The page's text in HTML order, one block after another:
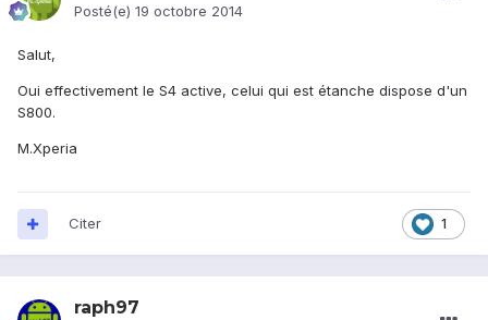
Posté(e) 19 octobre 2014
Salut,
Oui effectivement le S4 active, celui qui est étanche dispose d'un
S800.
M.Xperia
1
Citer
raph97